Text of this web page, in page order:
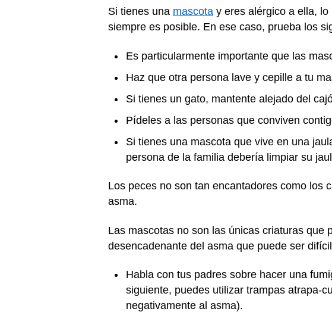
Si tienes una mascota y eres alérgico a ella,
siempre es posible. En ese caso, prueba los
Es particularmente importante que las
Haz que otra persona lave y cepille a tu
Si tienes un gato, mantente alejado del
Pídeles a las personas que conviven
Si tienes una mascota que vive en una
persona de la familia debería limpiar su
Los peces no son tan encantadores como los
asma.
Las mascotas no son las únicas criaturas que
desencadenante del asma que puede ser
Habla con tus padres sobre hacer una
siguiente, puedes utilizar trampas atrapa-
negativamente al asma).